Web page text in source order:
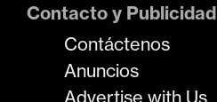
Contacto y Publicidad
Contáctenos
Anuncios
Advertise with Us